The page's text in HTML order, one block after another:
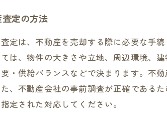
定の方法
定は、不動産を売却する際に必要な手
は、物件の大きさや立地、周辺環境、
・供給バランスなどで決まります。不
、不動産会社の事前調査が正確である
定された対応してください。